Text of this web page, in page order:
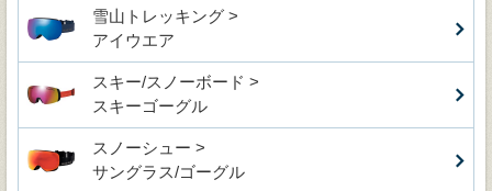
雪山トレッキング >
アイウエア
スキー/スノーボード >
スキーゴーグル
スノーシュー >
サングラス/ゴーグル